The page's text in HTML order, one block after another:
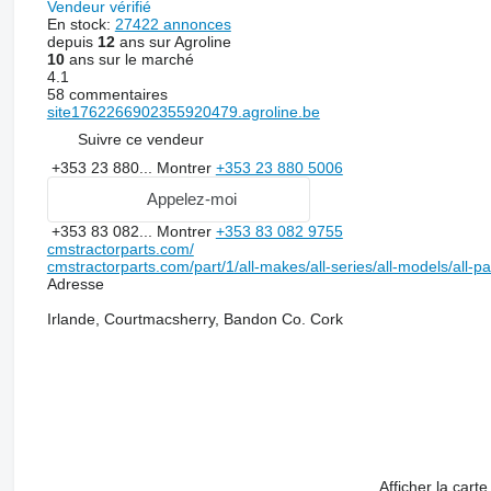
Vendeur vérifié
En stock: 27422 annonces
depuis 12ans sur Agroline
10ans sur le marché
4.1
58 commentaires
site1762266902355920479.agroline.be
Suivre ce vendeur
+353 23 880... Montrer +353 23 880 5006
Appelez-moi
+353 83 082... Montrer +353 83 082 9755
cmstractorparts.com/
cmstractorparts.com/part/1/all-makes/all-series/all-models/all-
Adresse
Irlande, Courtmacsherry, Bandon Co. Cork
Afficher la carte